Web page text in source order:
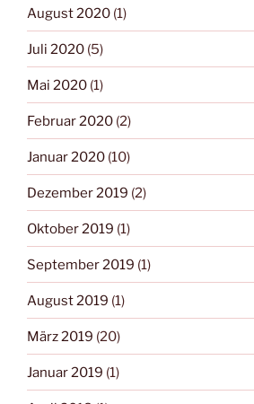
August 2020 (1)
Juli 2020 (5)
Mai 2020 (1)
Februar 2020 (2)
Januar 2020 (10)
Dezember 2019 (2)
Oktober 2019 (1)
September 2019 (1)
August 2019 (1)
März 2019 (20)
Januar 2019 (1)